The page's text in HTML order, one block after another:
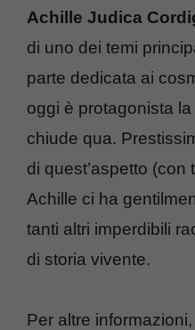
Achille Judica
di uno dei temi
parte dedicata ai
oggi è protagonista la
chiude qua.
di quest’aspetto
Achille ci ha
tanti altri imperdibili
di storia vivente.
Per altre